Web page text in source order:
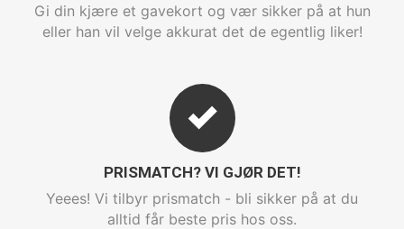
Gi din kjære et gavekort og vær sikker på at hun
eller han vil velge akkurat det de egentlig liker!
PRISMATCH? VI GJØR DET!
Yeees! Vi tilbyr prismatch - bli sikker på at du
alltid får beste pris hos oss.